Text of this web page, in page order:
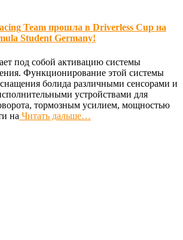
Team прошла в Driverless Cup на
Student Germany!
под собой активацию системы
Функционирование этой системы
болида различными сенсорами и
устройствами для
тормозным усилием, мощностью
на Читать дальше…